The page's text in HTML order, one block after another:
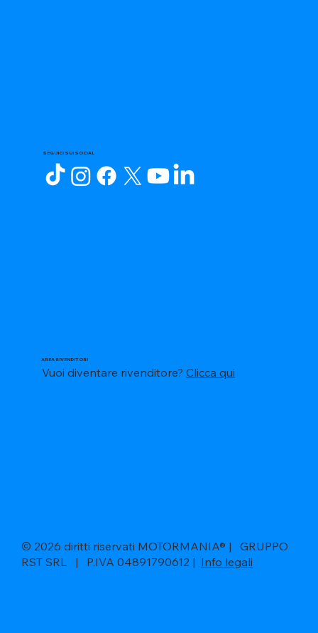
SEGUICI SUI SOCIAL
AREA RIVENDITORI
Vuoi diventare rivenditore?Clicca qui
© 2026 diritti riservati MOTORMANIA® | GRUPPO
RST SRL | P.IVA 04891790612 | Info legali